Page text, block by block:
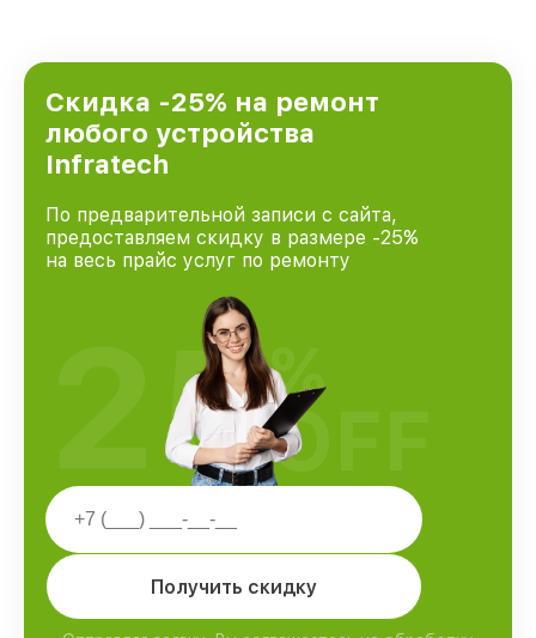
Скидка -25% на ремонт
любого устройства
Infratech
По предварительной записи с сайта,
предоставляем скидку в размере -25%
на весь прайс услуг по ремонту
Получить скидку
25%
OFF